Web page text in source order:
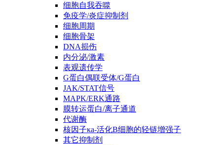
细胞自我吞噬
免疫学/炎症抑制剂
细胞周期
细胞骨架
DNA损伤
内分泌/激素
表观遗传学
G蛋白偶联受体/G蛋白
JAK/STAT信号
MAPK/ERK通路
膜转运蛋白/离子通道
代谢酶
核因子κa-活化B细胞的轻链增强子
其它抑制剂